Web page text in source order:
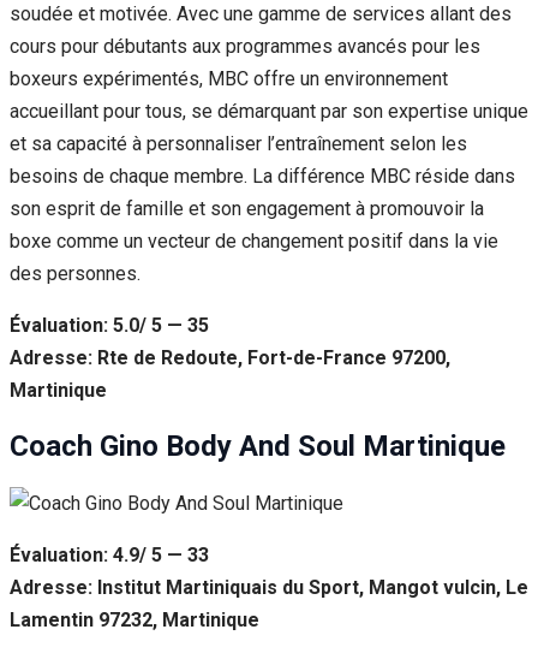
soudée et motivée. Avec une gamme de services allant des
cours pour débutants aux programmes avancés pour les
boxeurs expérimentés, MBC offre un environnement
accueillant pour tous, se démarquant par son expertise unique
et sa capacité à personnaliser l’entraînement selon les
besoins de chaque membre. La différence MBC réside dans
son esprit de famille et son engagement à promouvoir la
boxe comme un vecteur de changement positif dans la vie
des personnes.
Évaluation: 5.0/ 5 — 35
Adresse: Rte de Redoute, Fort-de-France 97200,
Martinique
Coach Gino Body And Soul Martinique
Évaluation: 4.9/ 5 — 33
Adresse: Institut Martiniquais du Sport, Mangot vulcin, Le
Lamentin 97232, Martinique